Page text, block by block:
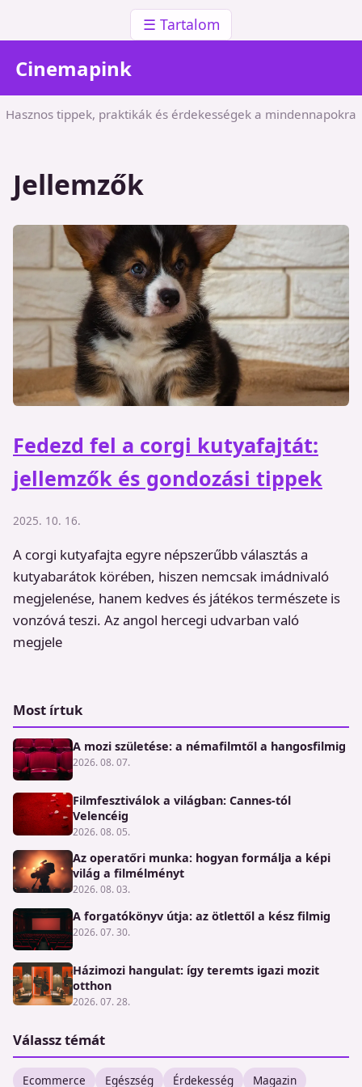
☰ Tartalom
Cinemapink
Hasznos tippek, praktikák és érdekességek a mindennapokra
Jellemzők
Fedezd fel a corgi kutyafajtát:
jellemzők és gondozási tippek
2025. 10. 16.
A corgi kutyafajta egyre népszerűbb választás a
kutyabarátok körében, hiszen nemcsak imádnivaló
megjelenése, hanem kedves és játékos természete is
vonzóvá teszi. Az angol hercegi udvarban való
megjele
Most írtuk
A mozi születése: a némafilmtől a hangosfilmig
2026. 08. 07.
Filmfesztiválok a világban: Cannes-tól
Velencéig
2026. 08. 05.
Az operatőri munka: hogyan formálja a képi
világ a filmélményt
2026. 08. 03.
A forgatókönyv útja: az ötlettől a kész filmig
2026. 07. 30.
Házimozi hangulat: így teremts igazi mozit
otthon
2026. 07. 28.
Válassz témát
Ecommerce Egészség Érdekesség Magazin